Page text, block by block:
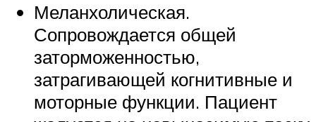
Меланхолическая.
Сопровождается общей
заторможенностью,
затрагивающей когнитивные и
моторные функции. Пациент